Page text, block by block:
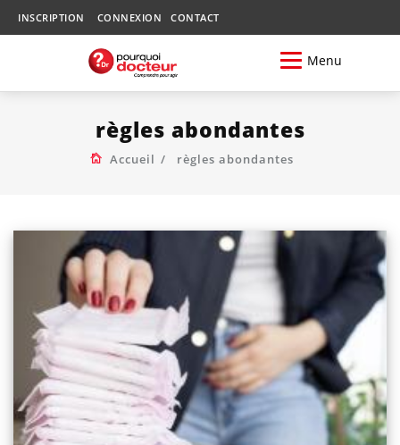
INSCRIPTION CONNEXION CONTACT
Menu
règles abondantes
Accueil règles abondantes